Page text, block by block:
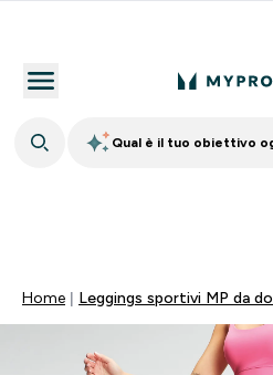
Qual è il tuo obiettivo
Home Leggings sportivi MP da